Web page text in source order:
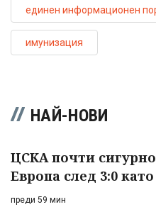
единен информационен
имунизация
НАЙ-НОВИ
ЦСКА почти
Европа след 3:0
преди 59 мин